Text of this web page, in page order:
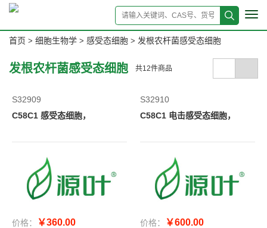
首页 > 细胞生物学 > 感受态细胞 > 发根农杆菌感受态细胞
发根农杆菌感受态细胞 共12件商品
S32909
C58C1 感受态细胞，
价格： ￥360.00
S32910
C58C1 电击感受态细胞，
价格： ￥600.00